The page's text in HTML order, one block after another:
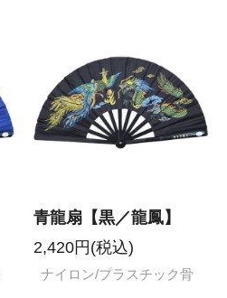
青龍扇【黒／龍鳳】
2,420円(税込)
ナイロン/プラスチック骨